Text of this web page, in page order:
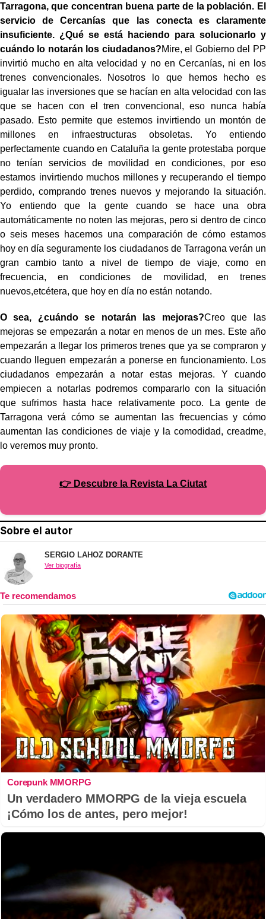
Tarragona, que concentran buena parte de la población. El
servicio de Cercanías que las conecta es claramente
insuficiente. ¿Qué se está haciendo para solucionarlo y
cuándo lo notarán los ciudadanos?Mire, el Gobierno del PP
invirtió mucho en alta velocidad y no en Cercanías, ni en los
trenes convencionales. Nosotros lo que hemos hecho es
igualar las inversiones que se hacían en alta velocidad con las
que se hacen con el tren convencional, eso nunca había
pasado. Esto permite que estemos invirtiendo un montón de
millones en infraestructuras obsoletas. Yo entiendo
perfectamente cuando en Cataluña la gente protestaba porque
no tenían servicios de movilidad en condiciones, por eso
estamos invirtiendo muchos millones y recuperando el tiempo
perdido, comprando trenes nuevos y mejorando la situación.
Yo entiendo que la gente cuando se hace una obra
automáticamente no noten las mejoras, pero si dentro de cinco
o seis meses hacemos una comparación de cómo estamos
hoy en día seguramente los ciudadanos de Tarragona verán un
gran cambio tanto a nivel de tiempo de viaje, como en
frecuencia, en condiciones de movilidad, en trenes
nuevos,etcétera, que hoy en día no están notando.
O sea, ¿cuándo se notarán las mejoras?Creo que las
mejoras se empezarán a notar en menos de un mes. Este año
empezarán a llegar los primeros trenes que ya se compraron y
cuando lleguen empezarán a ponerse en funcionamiento. Los
ciudadanos empezarán a notar estas mejoras. Y cuando
empiecen a notarlas podremos compararlo con la situación
que sufrimos hasta hace relativamente poco. La gente de
Tarragona verá cómo se aumentan las frecuencias y cómo
aumentan las condiciones de viaje y la comodidad, creadme,
lo veremos muy pronto.
👉 Descubre la Revista La Ciutat
Sobre el autor
SERGIO LAHOZ DORANTE
Ver biografía
Corepunk MMORPG
Un verdadero MMORPG de la vieja escuela
¡Cómo los de antes, pero mejor!